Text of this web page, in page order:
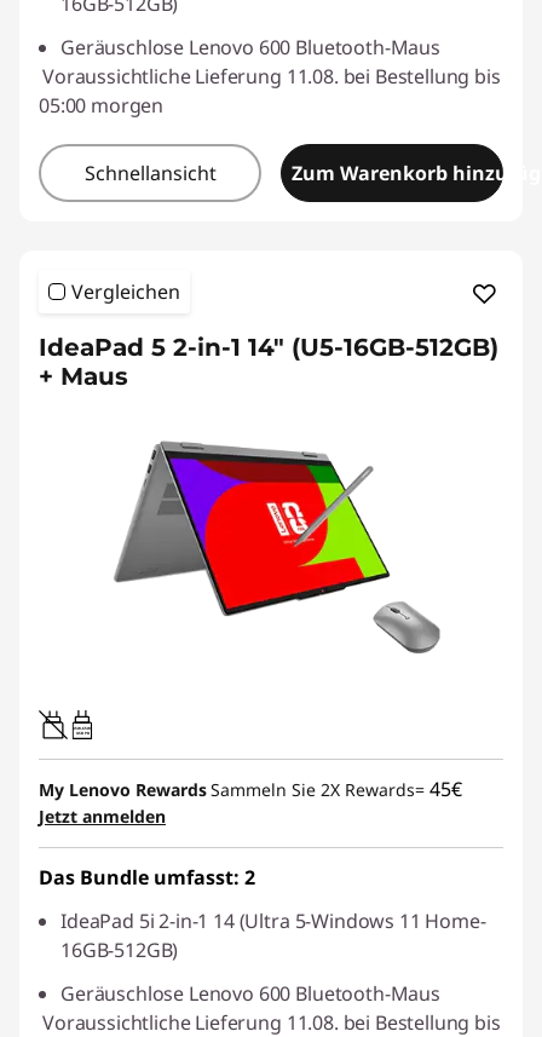
Geräuschlose Lenovo 600 Bluetooth-Maus
Voraussichtliche Lieferung 11.08. bei Bestellung bis
05:00 morgen
Schnellansicht Zum Warenkorb
Vergleichen
IdeaPad 5 2-in-1 14" (U5-16GB-512GB)
+ Maus
45W-65W
USB PD
My Lenovo RewardsSammeln Sie 2X Rewards= 45€
Jetzt anmelden
Das Bundle umfasst: 2
IdeaPad 5i 2-in-1 14 (Ultra 5-Windows 11 Home-
16GB-512GB)
Geräuschlose Lenovo 600 Bluetooth-Maus
Voraussichtliche Lieferung 11.08. bei Bestellung bis